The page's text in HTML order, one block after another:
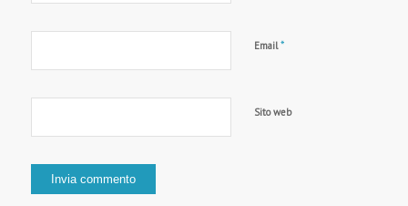
Email*
Sito web